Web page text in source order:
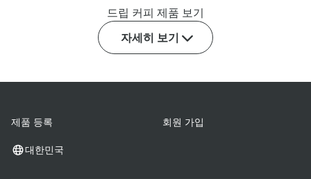
드립 커피 제품 보기
자세히 보기
제품 등록 회원 가입
대한민국